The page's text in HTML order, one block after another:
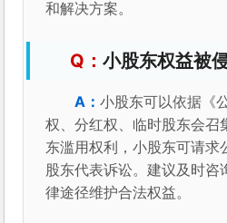
和解决方案。
小股东权益被
小股东可以依据《
权、分红权、临时股东会召
东滥用权利，小股东可请求
股东代表诉讼。建议及时咨
律途径维护合法权益。